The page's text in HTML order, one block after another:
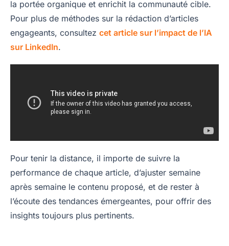
la portée organique et enrichit la communauté cible.
Pour plus de méthodes sur la rédaction d’articles
engageants, consultez cet article sur l’impact de l’IA
sur LinkedIn.
Pour tenir la distance, il importe de suivre la
performance de chaque article, d’ajuster semaine
après semaine le contenu proposé, et de rester à
l’écoute des tendances émergeantes, pour offrir des
insights toujours plus pertinents.